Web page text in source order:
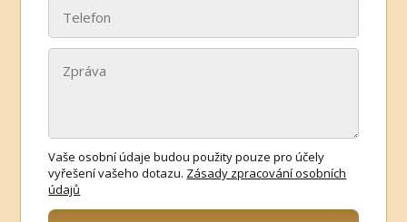
Vaše osobní údaje budou použity pouze pro účely
vyřešení vašeho dotazu. Zásady zpracování osobních
údajů